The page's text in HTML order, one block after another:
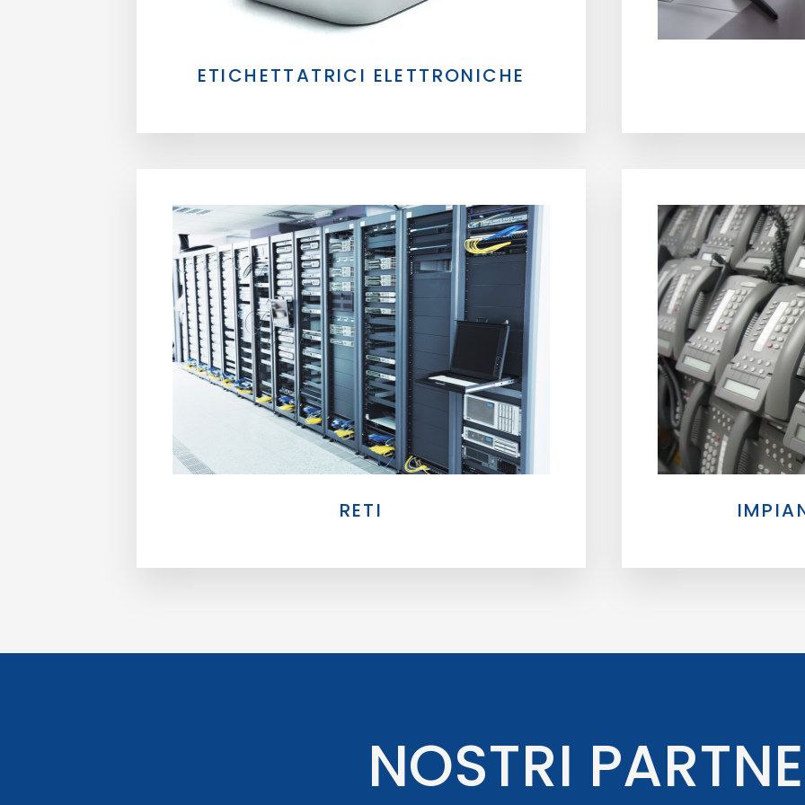
ETICHETTATRICI ELETTRONICHE
RETI
NOSTRI